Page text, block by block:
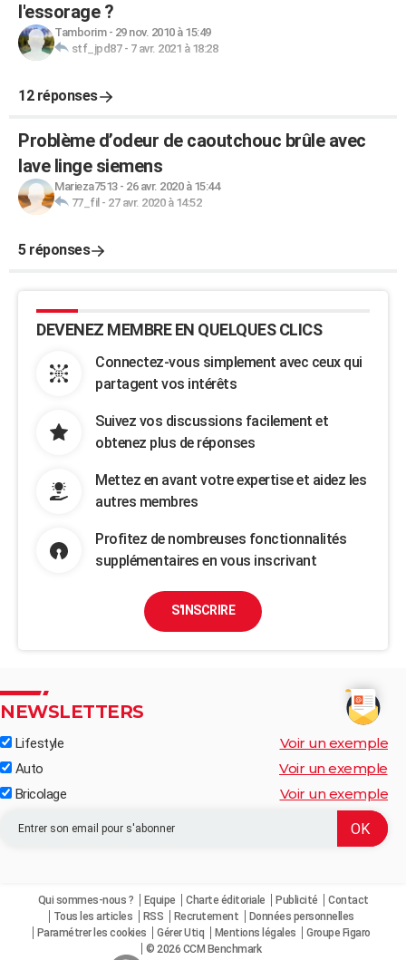
l'essorage ?
Tamborim- 29 nov. 2010 à 15:49
stf_jpd87- 7 avr. 2021 à 18:28
12 réponses
Problème d’odeur de caoutchouc brûle avec
lave linge siemens
Marieza7513- 26 avr. 2020 à 15:44
77_fil - 27 avr. 2020 à 14:52
5 réponses
DEVENEZ MEMBRE EN QUELQUES CLICS
Connectez-vous simplement avec ceux qui
partagent vos intérêts
Suivez vos discussions facilement et
obtenez plus de réponses
Mettez en avant votre expertise et aidez les
autres membres
Profitez de nombreuses fonctionnalités
supplémentaires en vous inscrivant
S'INSCRIRE
NEWSLETTERS
Lifestyle Voir un exemple
Auto Voir un exemple
Bricolage Voir un exemple
Qui sommes-nous ? Equipe Charte éditoriale Publicité
Contact
Tous les articles
RSS Recrutement
Données personnelles
Paramétrer les cookies
Gérer Utiq Mentions légales
Groupe Figaro
© 2026 CCM Benchmark